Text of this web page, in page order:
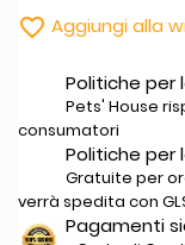
 Aggiungi alla
Politiche per
Pets' House
consumatori
Politiche per
Gratuite per
verrà spedita con
Pagamenti